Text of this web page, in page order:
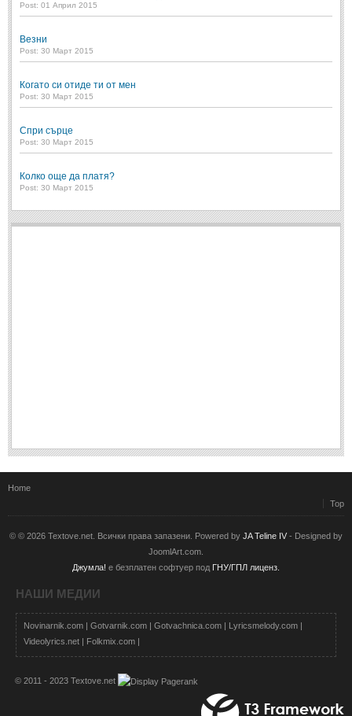
Post: 01 Април 2015
Везни
Post: 30 Март 2015
Когато си отиде ти от мен
Post: 30 Март 2015
Спри сърце
Post: 30 Март 2015
Колко още да платя?
Post: 30 Март 2015
Home
Top
© © 2026 Textove.net. Всички права запазени. Powered by JA Teline IV - Designed by
JoomlArt.com.
Джумла! е безплатен софтуер под ГНУ/ГПЛ лиценз.
НАШИ МЕДИИ
Novinarnik.com | Gotvarnik.com | Gotvachnica.com | Lyricsmelody.com |
Videolyrics.net | Folkmix.com |
© 2011 - 2023 Textove.net